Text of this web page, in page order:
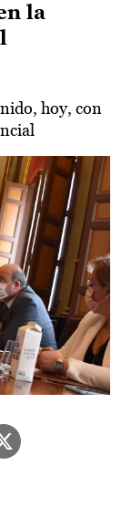
la
hoy, con